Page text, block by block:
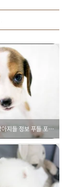
기생충출연 강아지들 정보 푸들 포메 비글